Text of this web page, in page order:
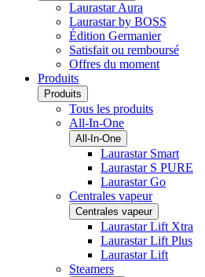
Laurastar Aura
Laurastar by BOSS
Édition Germanier
Satisfait ou remboursé
Offres du moment
Produits
Produits
Tous les produits
All-In-One
All-In-One
Laurastar Smart
Laurastar S PURE
Laurastar Go
Centrales vapeur
Centrales vapeur
Laurastar Lift Xtra
Laurastar Lift Plus
Laurastar Lift
Steamers